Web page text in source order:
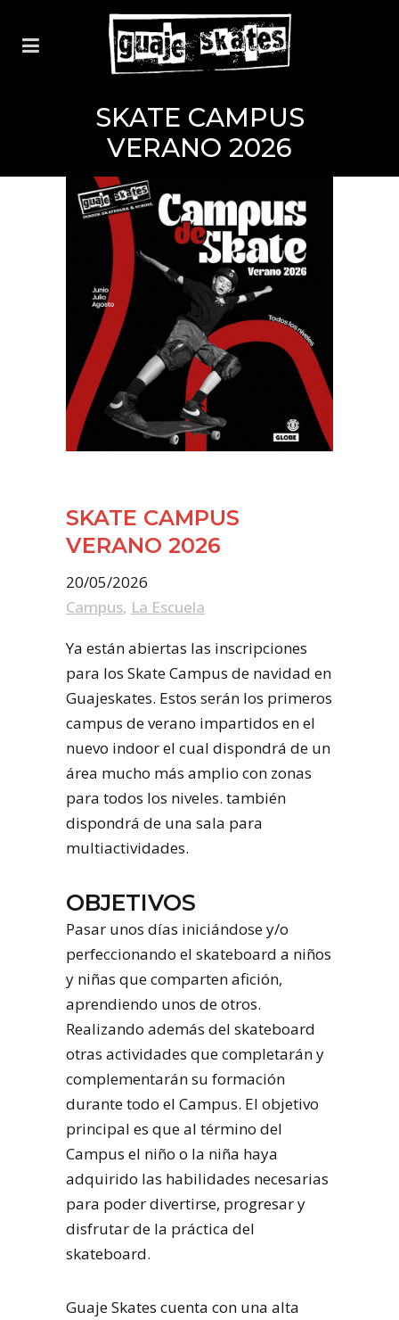
SKATE CAMPUS
VERANO 2026
SKATE CAMPUS
VERANO 2026
20/05/2026
Campus, La Escuela
Ya están abiertas las inscripciones
para los Skate Campus de navidad en
Guajeskates. Estos serán los primeros
campus de verano impartidos en el
nuevo indoor el cual dispondrá de un
área mucho más amplio con zonas
para todos los niveles. también
dispondrá de una sala para
multiactividades.
OBJETIVOS
Pasar unos días iniciándose y/o
perfeccionando el skateboard a niños
y niñas que comparten afición,
aprendiendo unos de otros.
Realizando además del skateboard
otras actividades que completarán y
complementarán su formación
durante todo el Campus. El objetivo
principal es que al término del
Campus el niño o la niña haya
adquirido las habilidades necesarias
para poder divertirse, progresar y
disfrutar de la práctica del
skateboard.
Guaje Skates cuenta con una alta